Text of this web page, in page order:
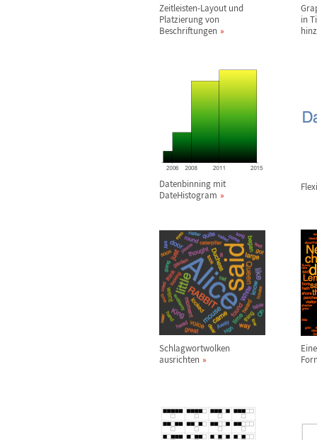
Zeitleisten-Layout und
Platzierung von
Beschriftungen
in
Datenbinning mit
DateHistogram
Schlagwortwolken
ausrichten